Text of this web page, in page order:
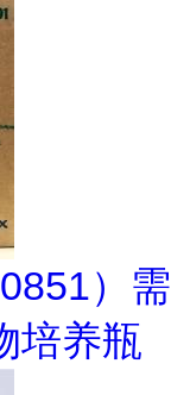
）需
培养瓶